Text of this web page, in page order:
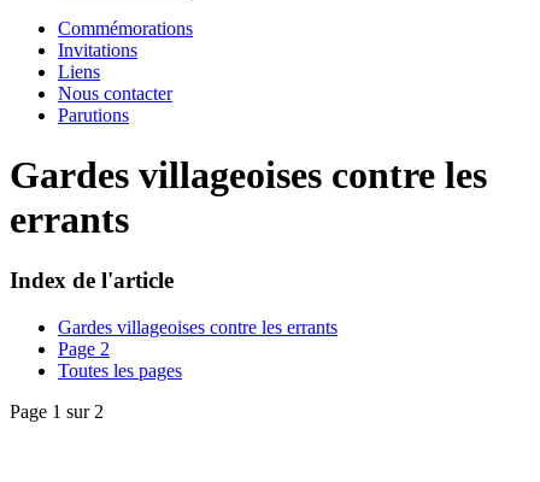
Commémorations
Invitations
Liens
Nous contacter
Parutions
Gardes villageoises contre les
errants
Index de l'article
Gardes villageoises contre les errants
Page 2
Toutes les pages
Page 1 sur 2